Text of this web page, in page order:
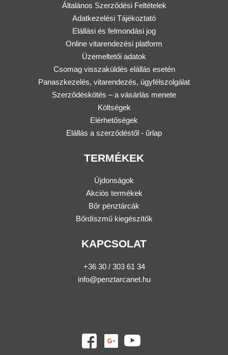
Általános Szerződési Feltételek
Adatkezelési Tájékoztató
Elállási és felmondási jog
Online vitarendezési platform
Üzemeltetői adatok
Csomag visszaküldés elállás esetén
Panaszkezelés, vitarendezés, ügyfélszolgálat
Szerződéskötés – a vásárlás menete
Költségek
Elérhetőségek
Elállás a szerződéstől - űrlap
TERMÉKEK
Újdonságok
Akciós termékek
Bőr pénztárcák
Bőrdíszmű kiegészítők
KAPCSOLAT
+36 30 / 303 61 34
info@penztarcanet.hu